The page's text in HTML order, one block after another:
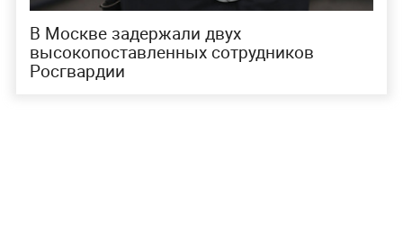
В Москве задержали двух
высокопоставленных сотрудников
Росгвардии